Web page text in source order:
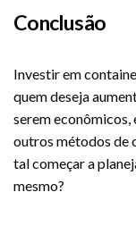
Conclusão
Investir em
quem deseja
serem
outros métodos de
tal começar a
mesmo?